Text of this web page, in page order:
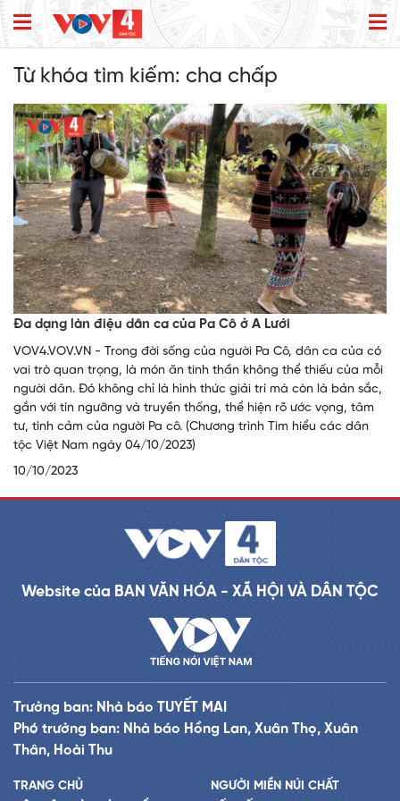
Từ khóa tìm kiếm: cha chấp
Đa dạng làn điệu dân ca của Pa Cô ở A Lưới
VOV4.VOV.VN - Trong đời sống của người Pa Cô, dân ca của có
vai trò quan trọng, là món ăn tinh thần không thể thiếu của mỗi
người dân. Đó không chỉ là hình thức giải trí mà còn là bản sắc,
gắn với tín ngưỡng và truyền thống, thể hiện rõ ước vọng, tâm
tư, tình cảm của người Pa cô. (Chương trình Tìm hiểu các dân
tộc Việt Nam ngày 04/10/2023)
10/10/2023
Website của BAN VĂN HÓA - XÃ HỘI VÀ DÂN TỘC
Trưởng ban: Nhà báo TUYẾT MAI
Phó trưởng ban: Nhà báo Hồng Lan, Xuân Thọ, Xuân
Thân, Hoài Thu
TRANG CHỦ NGƯỜI MIỀN NÚI CHẤT